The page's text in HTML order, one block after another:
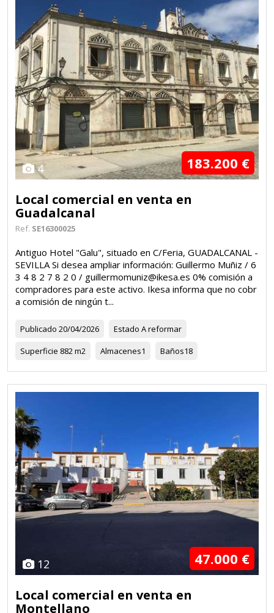
4 183.200 €
Local comercial en venta en
Guadalcanal
Ref. SE16300025
Antiguo Hotel "Galu", situado en C/Feria, GUADALCANAL -
SEVILLA Si desea ampliar información: Guillermo Muñiz / 6
3 4 8 2 7 8 2 0 / guillermomuniz@ikesa.es 0% comisión a
compradores para este activo. Ikesa informa que no cobr
a comisión de ningún t...
Publicado 20/04/2026 Estado A reformar
Superficie 882 m2 Almacenes1 Baños18
12 47.000 €
Local comercial en venta en
Montellano